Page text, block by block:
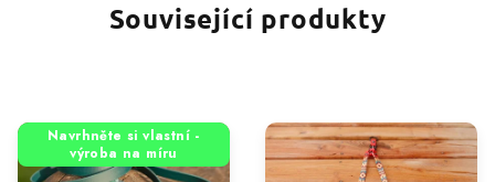
Související produkty
Navrhněte si vlastní -
výroba na míru